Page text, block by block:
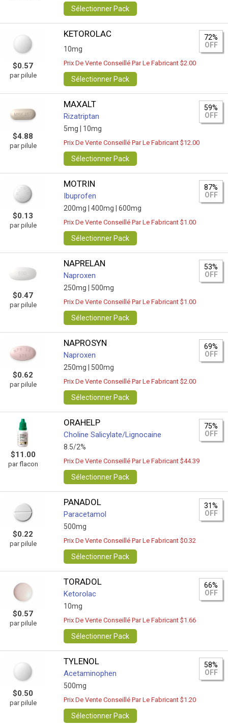
Sélectionner Pack
$0.57
par pilule
KETOROLAC
10mg
72%
OFF
Prix De Vente Conseillé Par Le Fabricant $2.00
Sélectionner Pack
$4.88
par pilule
MAXALT
Rizatriptan
5mg | 10mg
59%
OFF
Prix De Vente Conseillé Par Le Fabricant $12.00
Sélectionner Pack
$0.13
par pilule
MOTRIN
Ibuprofen
200mg | 400mg | 600mg
87%
OFF
Prix De Vente Conseillé Par Le Fabricant $1.00
Sélectionner Pack
$0.47
par pilule
NAPRELAN
Naproxen
250mg | 500mg
53%
OFF
Prix De Vente Conseillé Par Le Fabricant $1.00
Sélectionner Pack
$0.62
par pilule
NAPROSYN
Naproxen
250mg | 500mg
69%
OFF
Prix De Vente Conseillé Par Le Fabricant $2.00
Sélectionner Pack
$11.00
par flacon
ORAHELP
Choline Salicylate/Lignocaine
8.5/2%
75%
OFF
Prix De Vente Conseillé Par Le Fabricant $44.39
Sélectionner Pack
$0.22
par pilule
PANADOL
Paracetamol
500mg
31%
OFF
Prix De Vente Conseillé Par Le Fabricant $0.32
Sélectionner Pack
$0.57
par pilule
TORADOL
Ketorolac
10mg
66%
OFF
Prix De Vente Conseillé Par Le Fabricant $1.66
Sélectionner Pack
$0.50
par pilule
TYLENOL
Acetaminophen
500mg
58%
OFF
Prix De Vente Conseillé Par Le Fabricant $1.20
Sélectionner Pack